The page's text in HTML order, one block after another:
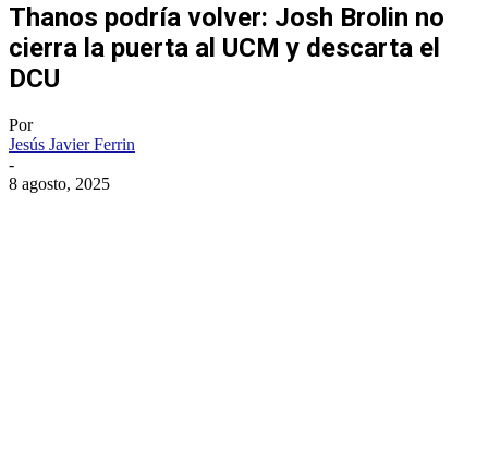
Thanos podría volver: Josh Brolin no
cierra la puerta al UCM y descarta el
DCU
Por
Jesús Javier Ferrin
-
8 agosto, 2025